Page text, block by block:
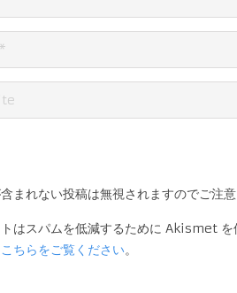
まれない投稿は無視されますのでご注
はスパムを低減するために Akismet を
ちらをご覧ください。